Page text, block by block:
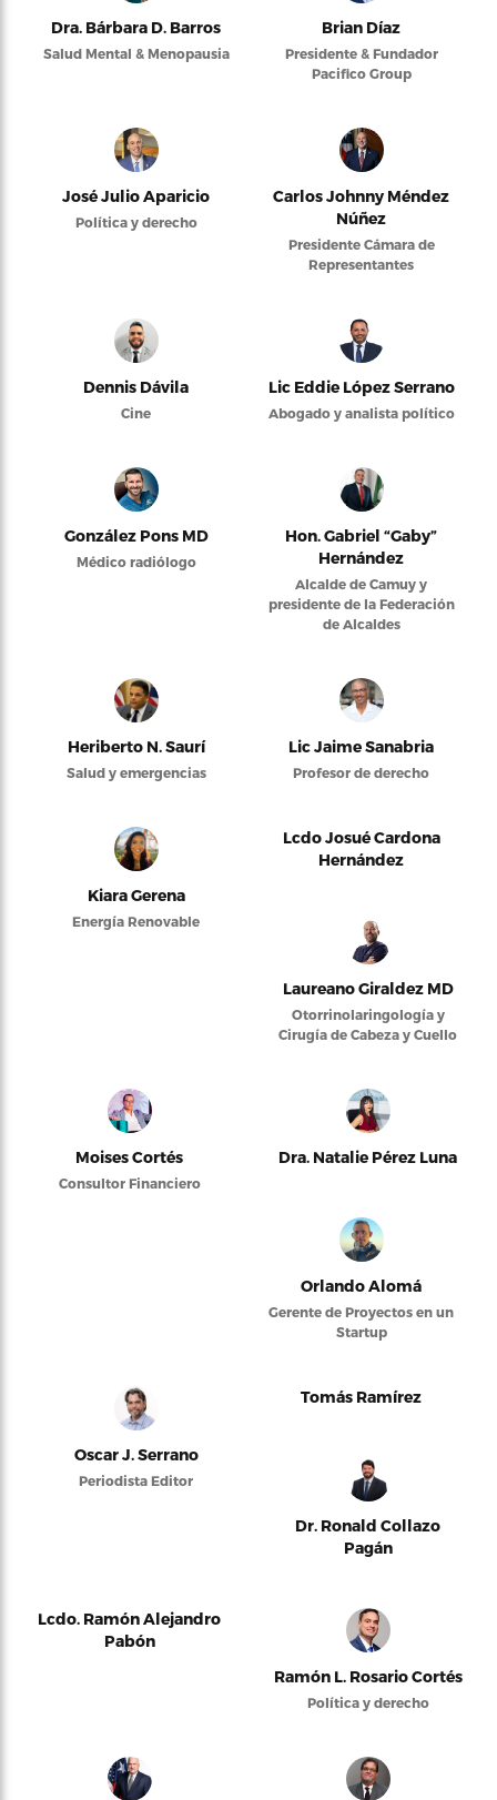
Dra. Bárbara D. Barros
Salud Mental & Menopausia
Brian Díaz
Presidente & Fundador
Pacifico Group
José Julio Aparicio
Política y derecho
Carlos Johnny Méndez
Núñez
Presidente Cámara de
Representantes
Dennis Dávila
Cine
Lic Eddie López Serrano
Abogado y analista político
González Pons MD
Médico radiólogo
Hon. Gabriel “Gaby”
Hernández
Alcalde de Camuy y
presidente de la Federación
de Alcaldes
Heriberto N. Saurí
Salud y emergencias
Lic Jaime Sanabria
Profesor de derecho
Kiara Gerena
Energía Renovable
Lcdo Josué Cardona
Hernández
Laureano Giraldez MD
Otorrinolaringología y
Cirugía de Cabeza y Cuello
Moises Cortés
Consultor Financiero
Dra. Natalie Pérez Luna
Orlando Alomá
Gerente de Proyectos en un
Startup
Oscar J. Serrano
Periodista Editor
Tomás Ramírez
Dr. Ronald Collazo
Pagán
Lcdo. Ramón Alejandro
Pabón
Ramón L. Rosario Cortés
Política y derecho